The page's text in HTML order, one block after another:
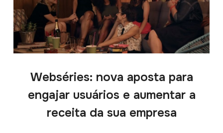
Webséries: nova aposta para
engajar usuários e aumentar a
receita da sua empresa